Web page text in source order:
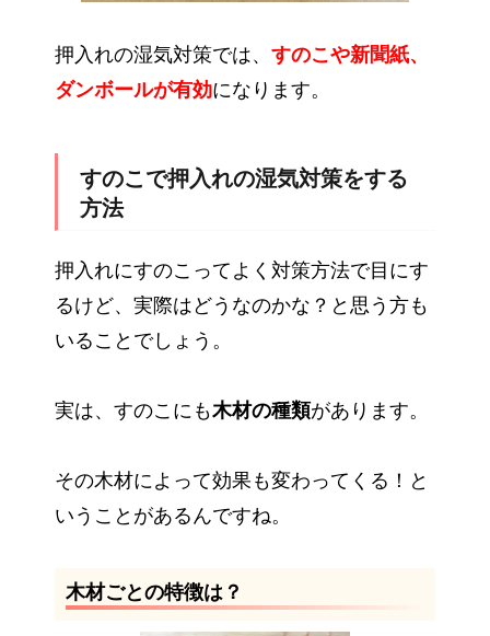
押入れの湿気対策では、 すのこや新聞紙、
ダンボールが有効になります。
すのこで押入れの湿気対策をする
方法
押入れにすのこってよく対策方法で目にす
るけど、実際はどうなのかな？と思う方も
いることでしょう。
実は、すのこにも木材の種類があります。
その木材によって効果も変わってくる！と
いうことがあるんですね。
木材ごとの特徴は？